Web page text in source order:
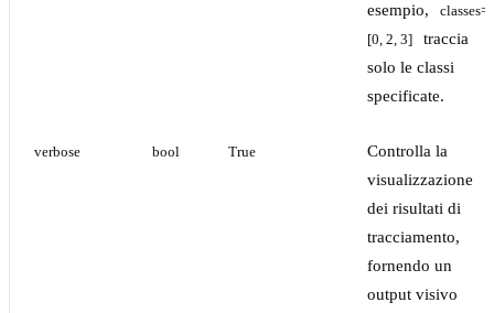
esempio,
classes=
[0, 2, 3]
traccia
solo le classi
specificate.
verbose bool True
Controlla la
visualizzazione
dei risultati di
tracciamento,
fornendo un
output visivo